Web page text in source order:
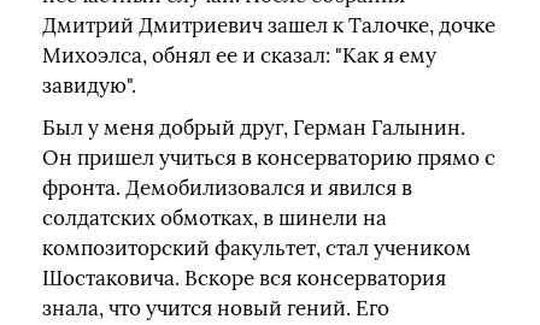
Дмитрий Дмитриевич зашел к Талочке, дочке
Михоэлса, обнял ее и сказал: "Как я ему
завидую".
Был у меня добрый друг, Герман Галынин.
Он пришел учиться в консерваторию прямо с
фронта. Демобилизовался и явился в
солдатских обмотках, в шинели на
композиторский факультет, стал учеником
Шостаковича. Вскоре вся консерватория
знала, что учится новый гений. Его